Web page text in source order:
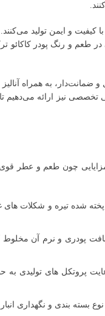
کیفیت و ایمن تولید
و رنگ پودر کاکائو
به همراه آنالیز
تخصصی نیز ارائه می‌دهیم
چون طعم و عطر
شده تیره و شکلات های
پودری و نرم آن مخلوط
پروتکل های
بندی و نگهداری انبار